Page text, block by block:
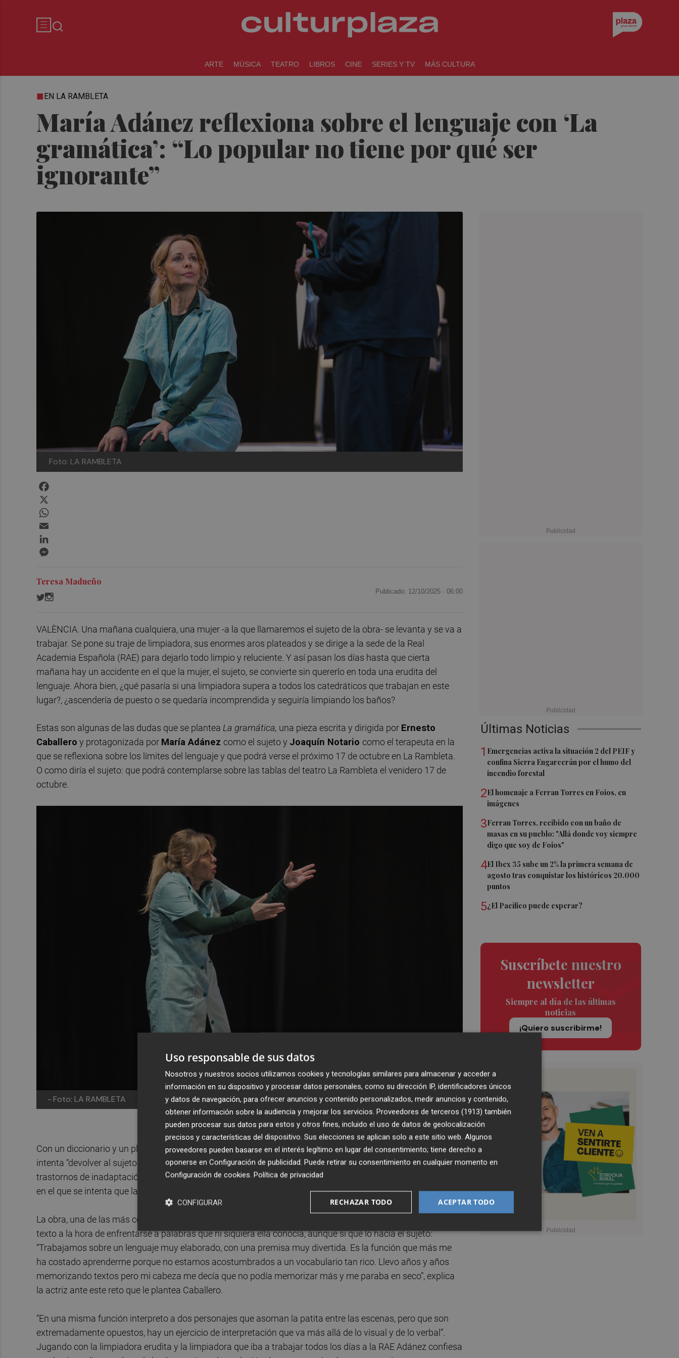
ARTE MÚSICA TEATRO LIBROS CINE SERIES Y TV MÁS CULTURA
María Adánez reflexiona sobre el lenguaje con ‘La
gramática’: “Lo popular no tiene por qué ser
ignorante”
EN LA RAMBLETA
Foto: LA RAMBLETA
Últimas Noticias
1 Emergencias activa la situación 2 del PEIF y
confina Sierra Engarcerán por el humo del
incendio forestal
2El homenaje a Ferran Torres en Foios, en
imágenes
3Ferran Torres, recibido con un baño de
masas en su pueblo: "Allá donde voy siempre
digo que soy de Foios"
4El Ibex 35 sube un 2% la primera semana de
agosto tras conquistar los históricos 20.000
puntos
5¿El Pacífico puede esperar?
Suscríbete nuestro
newsletter
Siempre al día de las últimas
noticias
¡Quiero suscribirme!
Teresa Madueño
Publicado: 12/10/2025 · 06:00
VALÈNCIA. Una mañana cualquiera, una mujer -a la que llamaremos el sujeto de la obra- se levanta y se va a
trabajar. Se pone su traje de limpiadora, sus enormes aros plateados y se dirige a la sede de la Real
Academia Española (RAE) para dejarlo todo limpio y reluciente. Y así pasan los días hasta que cierta
mañana hay un accidente en el que la mujer, el sujeto, se convierte sin quererlo en toda una erudita del
lenguaje. Ahora bien, ¿qué pasaría si una limpiadora supera a todos los catedráticos que trabajan en este
lugar?, ¿ascendería de puesto o se quedaría incomprendida y seguiría limpiando los baños?
Estas son algunas de las dudas que se plantea La gramática, una pieza escrita y dirigida por Ernesto
Caballero y protagonizada por María Adánez como el sujeto y Joaquín Notario como el terapeuta en la
que se reflexiona sobre los límites del lenguaje y que podrá verse el próximo 17 de octubre en La Rambleta.
O como diría el sujeto: que podrá contemplarse sobre las tablas del teatro La Rambleta el venidero 17 de
octubre.
-Foto: LA RAMBLETA
Con un diccionario y un plumero bajo el brazo, Adánez forma parte de un experimento en el que el terapeutra
intenta “devolver al sujeto a su primario estado de limitación expresiva para evitarle, de este modo, los
trastornos de inadaptación social originados tras su inapropiado accidente. Un efecto Pigmalión a la inversa
en el que se intenta que la mujer retroceda en el lenguaje hasta quedarse antes de sus principios.
La obra, una de las más complejas en las que ha trabajado Adánez, le supone todo un reto de memoria y
texto a la hora de enfrentarse a palabras que ni siquiera ella conocía, aunque sí que lo hacía el sujeto:
“Trabajamos sobre un lenguaje muy elaborado, con una premisa muy divertida. Es la función que más me
ha costado aprenderme porque no estamos acostumbrados a un vocabulario tan rico. Llevo años y años
memorizando textos pero mi cabeza me decía que no podía memorizar más y me paraba en seco”, explica
la actriz ante este reto que le plantea Caballero.
“En una misma función interpreto a dos personajes que asoman la patita entre las escenas, pero que son
extremadamente opuestos, hay un ejercicio de interpretación que va más allá de lo visual y de lo verbal”.
Jugando con la limpiadora erudita y la limpiadora que iba a trabajar todos los días a la RAE Adánez confiesa
Uso responsable de sus datos
Nosotros y nuestros socios utilizamos cookies y tecnologías similares para almacenar y acceder a
información en su dispositivo y procesar datos personales, como su dirección IP, identificadores únicos
y datos de navegación, para ofrecer anuncios y contenido personalizados, medir anuncios y contenido,
obtener información sobre la audiencia y mejorar los servicios. Proveedores de terceros (1913) también
pueden procesar sus datos para estos y otros fines, incluido el uso de datos de geolocalización
precisos y características del dispositivo. Sus elecciones se aplican solo a este sitio web. Algunos
proveedores pueden basarse en el interés legítimo en lugar del consentimiento; tiene derecho a
oponerse en Configuración de publicidad. Puede retirar su consentimiento en cualquier momento en
Configuración de cookies. Política de privacidad
ACEPTAR TODO
RECHAZAR TODO
CONFIGURAR